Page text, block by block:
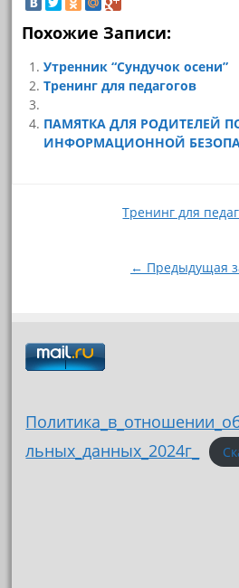
Похожие Записи:
Утренник “Сундучок осени”
Тренинг для педагогов
ПАМЯТКА ДЛЯ РОДИТЕЛЕЙ
ИНФОРМАЦИОННОЙ
Тренинг для
← Предыдущая
льных_данных_2024г_